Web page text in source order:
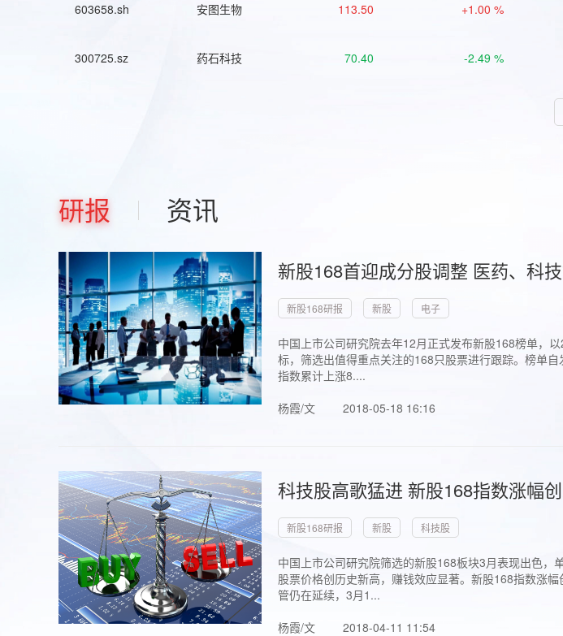
603658.sh 安图生物 113.50 +1.00 %
300725.sz 药石科技 70.40 -2.49 %
研报 资讯
新股168首迎成分股调整 医药、科
新股168研报 新股 电子
中国上市公司研究院去年12月正式发布新股168榜单，
标，筛选出值得重点关注的168只股票进行跟踪。榜单
指数累计上涨8....
杨霞/文
2018-05-18 16:16
科技股高歌猛进 新股168指数涨幅
新股168研报 新股 科技股
中国上市公司研究院筛选的新股168板块3月表现出色
股票价格创历史新高，赚钱效应显著。新股168指数涨
管仍在延续，3月1...
杨霞/文
2018-04-11 11:54